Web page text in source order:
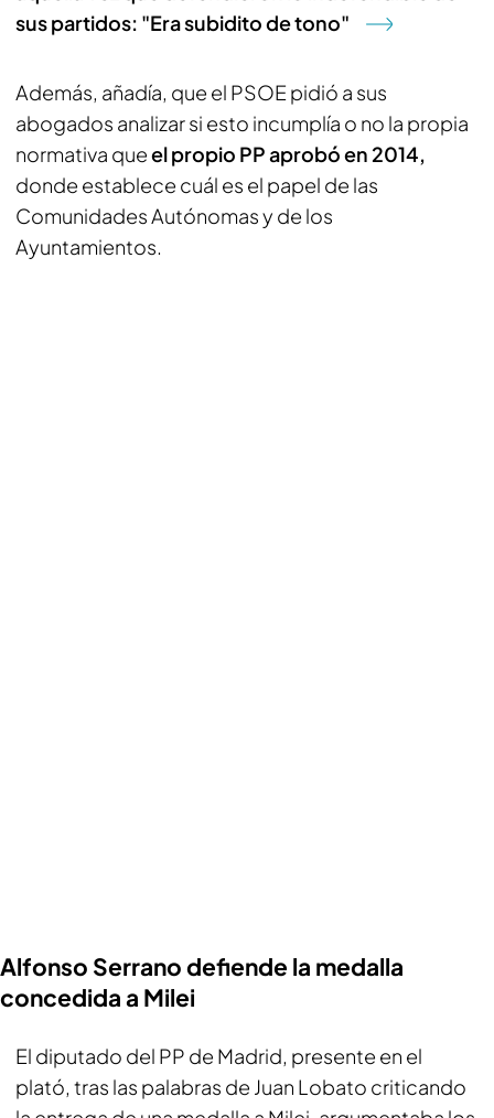
sus partidos: "Era subidito de tono"
Además, añadía, que el PSOE pidió a sus
abogados analizar si esto incumplía o no la propia
normativa queel propio PP aprobó en 2014,
donde establece cuál es el papel de las
Comunidades Autónomas y de los
Ayuntamientos.
Alfonso Serrano defiende la medalla
concedida a Milei
El diputado del PP de Madrid, presente en el
plató, tras las palabras de Juan Lobato criticando